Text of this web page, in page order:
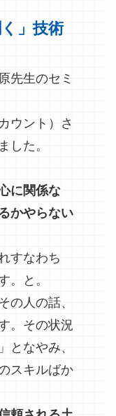
」技術
先生のセミ
ウント）さ
した。
に関係な
かやらない
すなわち
。と。
の人の話、
。その状況
となやみ、
スキルばか